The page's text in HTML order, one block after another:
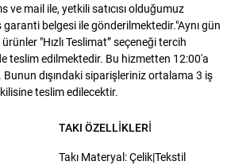
mail ile, yetkili satıcısı olduğumuz
garanti belgesi ile gönderilmektedir."Aynı gün
"Hızlı Teslimat” seçeneği tercih
teslim edilmektedir. Bu hizmetten 12:00'a
dışındaki siparişleriniz ortalama 3 iş
teslim edilecektir.
TAKI ÖZELLIKLERI
Takı Materyal: Çelik|Tekstil